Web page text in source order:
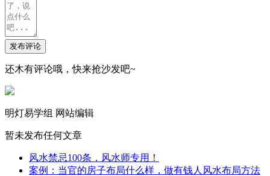
发布评论
还木有评论哦，快来抢沙发吧~
明灯易学组 网站编辑
暂未发布任何文章
风水禁忌100条，风水师专用！
案例：当官的房子布局什么样，做有钱人风水布局方法